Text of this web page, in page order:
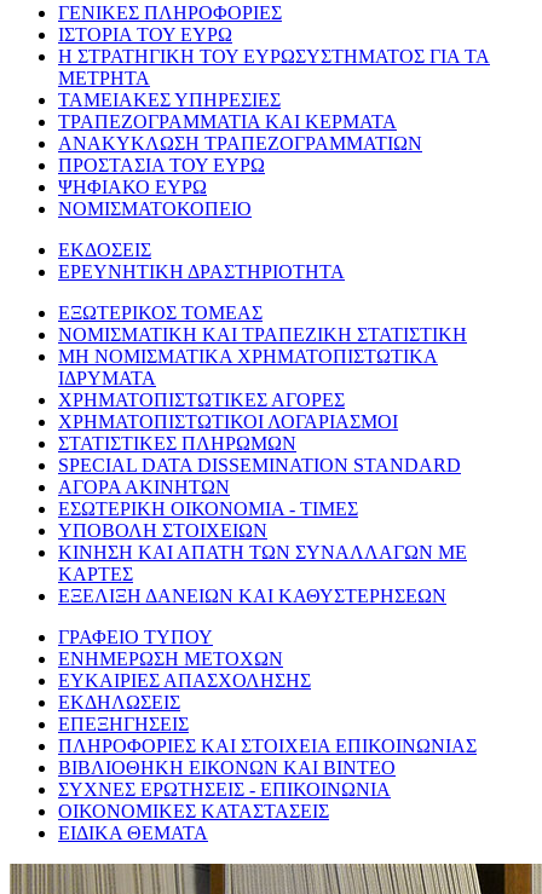
ΓΕΝΙΚΕΣ ΠΛΗΡΟΦΟΡΙΕΣ
ΙΣΤΟΡΙΑ ΤΟΥ ΕΥΡΩ
Η ΣΤΡΑΤΗΓΙΚΗ ΤΟΥ ΕΥΡΩΣΥΣΤΗΜΑΤΟΣ ΓΙΑ ΤΑ
ΜΕΤΡΗΤΑ
ΤΑΜΕΙΑΚΕΣ ΥΠΗΡΕΣΙΕΣ
ΤΡΑΠΕΖΟΓΡΑΜΜΑΤΙΑ ΚΑΙ ΚΕΡΜΑΤΑ
ΑΝΑΚΥΚΛΩΣΗ ΤΡΑΠΕΖΟΓΡΑΜΜΑΤΙΩΝ
ΠΡΟΣΤΑΣΙΑ ΤΟΥ ΕΥΡΩ
ΨΗΦΙΑΚΟ ΕΥΡΩ
ΝΟΜΙΣΜΑΤΟΚΟΠΕΙΟ
ΕΚΔΟΣΕΙΣ
ΕΡΕΥΝΗΤΙΚΗ ΔΡΑΣΤΗΡΙΟΤΗΤΑ
ΕΞΩΤΕΡΙΚΟΣ ΤΟΜΕΑΣ
ΝΟΜΙΣΜΑΤΙΚΗ ΚΑΙ ΤΡΑΠΕΖΙΚΗ ΣΤΑΤΙΣΤΙΚΗ
ΜΗ ΝΟΜΙΣΜΑΤΙΚΑ ΧΡΗΜΑΤΟΠΙΣΤΩΤΙΚΑ
ΙΔΡΥΜΑΤΑ
ΧΡΗΜΑΤΟΠΙΣΤΩΤΙΚΕΣ ΑΓΟΡΕΣ
ΧΡΗΜΑΤΟΠΙΣΤΩΤΙΚΟΙ ΛΟΓΑΡΙΑΣΜΟΙ
ΣΤΑΤΙΣΤΙΚΕΣ ΠΛΗΡΩΜΩΝ
SPECIAL DATA DISSEMINATION STANDARD
ΑΓΟΡΑ ΑΚΙΝΗΤΩΝ
ΕΣΩΤΕΡΙΚΗ ΟΙΚΟΝΟΜΙΑ - ΤΙΜΕΣ
ΥΠΟΒΟΛΗ ΣΤΟΙΧΕΙΩΝ
ΚΙΝΗΣΗ ΚΑΙ ΑΠΑΤΗ ΤΩΝ ΣΥΝΑΛΛΑΓΩΝ ΜΕ
ΚΑΡΤΕΣ
ΕΞΕΛΙΞΗ ΔΑΝΕΙΩΝ ΚΑΙ ΚΑΘΥΣΤΕΡΗΣΕΩΝ
ΓΡΑΦΕΙΟ ΤΥΠΟΥ
ΕΝΗΜΕΡΩΣΗ ΜΕΤΟΧΩΝ
ΕΥΚΑΙΡΙΕΣ ΑΠΑΣΧΟΛΗΣΗΣ
ΕΚΔΗΛΩΣΕΙΣ
ΕΠΕΞΗΓΗΣΕΙΣ
ΠΛΗΡΟΦΟΡΙΕΣ ΚΑΙ ΣΤΟΙΧΕΙΑ ΕΠΙΚΟΙΝΩΝΙΑΣ
ΒΙΒΛΙΟΘΗΚΗ ΕΙΚΟΝΩΝ ΚΑΙ ΒΙΝΤΕΟ
ΣΥΧΝΕΣ ΕΡΩΤΗΣΕΙΣ - ΕΠΙΚΟΙΝΩΝΙΑ
ΟΙΚΟΝΟΜΙΚΕΣ ΚΑΤΑΣΤΑΣΕΙΣ
ΕΙΔΙΚΑ ΘΕΜΑΤΑ